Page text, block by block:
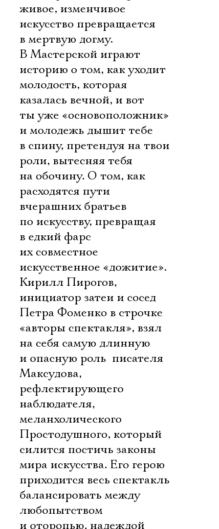
живое, изменчивое
искусство превращается
в мертвую догму.
В Мастерской играют
историю о том, как уходит
молодость, которая
казалась вечной, и вот
ты уже «основоположник»
и молодежь дышит тебе
в спину, претендуя на твои
роли, вытесняя тебя
на обочину. О том, как
расходятся пути
вчерашних братьев
по искусству, превращая
в едкий фарс
их совместное
искусственное «дожитие».
Кирилл Пирогов,
инициатор затеи и сосед
Петра Фоменко в строчке
«авторы спектакля», взял
на себя самую длинную
и опасную роль  писателя
Максудова,
рефлектирующего
наблюдателя,
меланхолического
Простодушного, который
силится постичь законы
мира искусства. Его герою
приходится весь спектакль
балансировать между
любопытством
и оторопью, надеждой